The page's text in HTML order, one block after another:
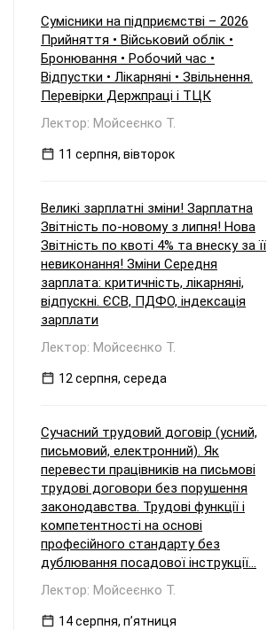
Сумісники на підприємстві – 2026
Прийняття • Військовий облік •
Бронювання • Робочий час •
Відпустки • Лікарняні • Звільнення.
Перевірки Держпраці і ТЦК
Лектор: Мойсеєнко Т.
11 серпня, вівторок
Великі зарплатні зміни! Зарплатна
Звітність по-новому з липня! Нова
Звітність по квоті 4% та внеску за її
невиконання! Зміни Середня
зарплата: критичність, лікарняні,
відпускні. ЄСВ, ПДФО, індексація
зарплати
Лектор: Мойсеєнко Т.
12 серпня, середа
Сучасний трудовий договір (усний,
письмовий, електронний). Як
перевести працівників на письмові
трудові договори без порушення
законодавства. Трудові функції і
компетентності на основі
професійного стандарту без
дублювання посадової інструкції...
Лектор: Мойсеєнко Т.
14 серпня, пʼятниця